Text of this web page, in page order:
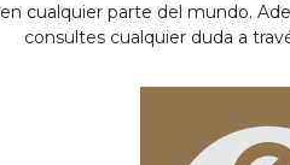
en cualquier parte del mundo.
consultes cualquier duda a